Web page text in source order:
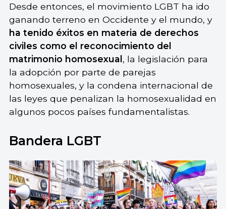
Desde entonces, el movimiento LGBT ha ido
ganando terreno en Occidente y el mundo, y
ha tenido éxitos en materia de derechos
civiles como el reconocimiento del
matrimonio homosexual, la legislación para
la adopción por parte de parejas
homosexuales, y la condena internacional de
las leyes que penalizan la homosexualidad en
algunos pocos países fundamentalistas.
Bandera LGBT